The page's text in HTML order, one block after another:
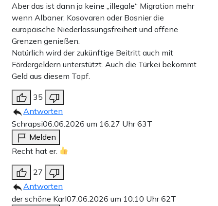
Aber das ist dann ja keine „illegale“ Migration mehr
wenn Albaner, Kosovaren oder Bosnier die
europäische Niederlassungsfreiheit und offene
Grenzen genießen.
Natürlich wird der zukünftige Beitritt auch mit
Fördergeldern unterstützt. Auch die Türkei bekommt
Geld aus diesem Topf.
35
Antworten
Schrapsi06.06.2026 um 16:27 Uhr63T
Melden
Recht hat er.
27
Antworten
der schöne Karl07.06.2026 um 10:10 Uhr62T